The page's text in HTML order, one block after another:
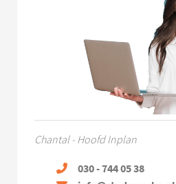
Chantal - Hoofd Inplan
030 - 744 05 38